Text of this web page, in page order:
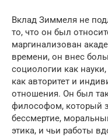
Вклад Зиммеля не
то, что он был
маргинализован
времени, он внес
социологии как
как авторитет и
отношения. Он был
философом, который
бессмертие,
этика, и чьи работы